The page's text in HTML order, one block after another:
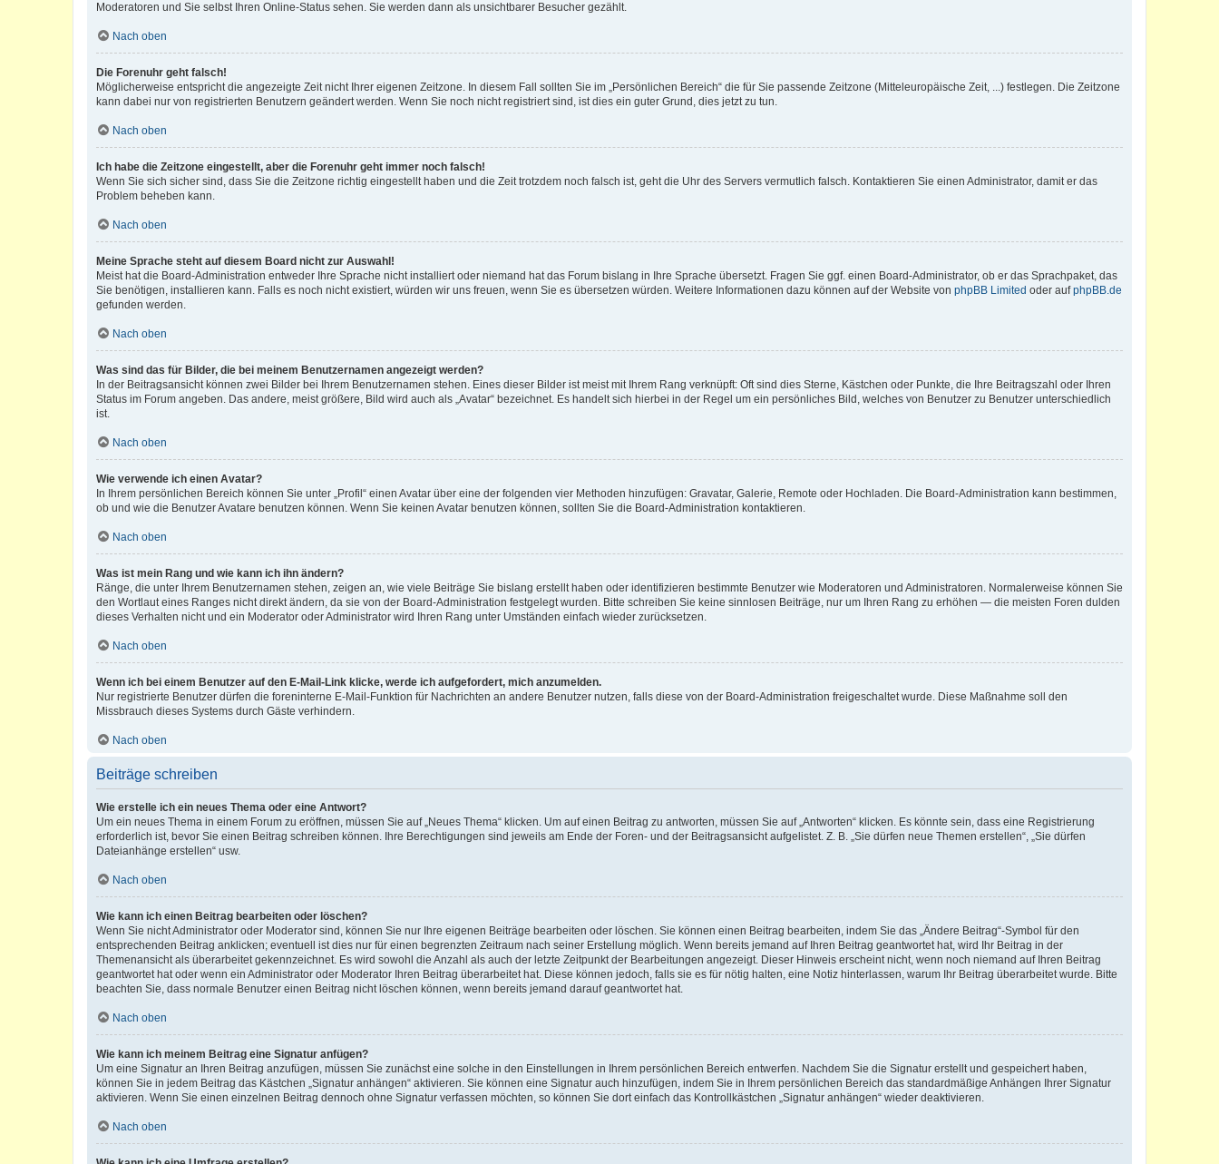
Moderatoren und Sie selbst Ihren Online-Status sehen. Sie werden dann als unsichtbarer Besucher gezählt.
Nach oben
Die Forenuhr geht falsch!
Möglicherweise entspricht die angezeigte Zeit nicht Ihrer eigenen Zeitzone. In diesem Fall sollten Sie im „Persönlichen Bereich“ die für Sie passende Zeitzone (Mitteleuropäische Zeit, ...) festlegen. Die Zeitzone
kann dabei nur von registrierten Benutzern geändert werden. Wenn Sie noch nicht registriert sind, ist dies ein guter Grund, dies jetzt zu tun.
Nach oben
Ich habe die Zeitzone eingestellt, aber die Forenuhr geht immer noch falsch!
Wenn Sie sich sicher sind, dass Sie die Zeitzone richtig eingestellt haben und die Zeit trotzdem noch falsch ist, geht die Uhr des Servers vermutlich falsch. Kontaktieren Sie einen Administrator, damit er das
Problem beheben kann.
Nach oben
Meine Sprache steht auf diesem Board nicht zur Auswahl!
Meist hat die Board-Administration entweder Ihre Sprache nicht installiert oder niemand hat das Forum bislang in Ihre Sprache übersetzt. Fragen Sie ggf. einen Board-Administrator, ob er das Sprachpaket, das
Sie benötigen, installieren kann. Falls es noch nicht existiert, würden wir uns freuen, wenn Sie es übersetzen würden. Weitere Informationen dazu können auf der Website von phpBB Limited oder aufphpBB.de
gefunden werden.
Nach oben
Was sind das für Bilder, die bei meinem Benutzernamen angezeigt werden?
In der Beitragsansicht können zwei Bilder bei Ihrem Benutzernamen stehen. Eines dieser Bilder ist meist mit Ihrem Rang verknüpft: Oft sind dies Sterne, Kästchen oder Punkte, die Ihre Beitragszahl oder Ihren
Status im Forum angeben. Das andere, meist größere, Bild wird auch als „Avatar“ bezeichnet. Es handelt sich hierbei in der Regel um ein persönliches Bild, welches von Benutzer zu Benutzer unterschiedlich
ist.
Nach oben
Wie verwende ich einen Avatar?
In Ihrem persönlichen Bereich können Sie unter „Profil“ einen Avatar über eine der folgenden vier Methoden hinzufügen: Gravatar, Galerie, Remote oder Hochladen. Die Board-Administration kann bestimmen,
ob und wie die Benutzer Avatare benutzen können. Wenn Sie keinen Avatar benutzen können, sollten Sie die Board-Administration kontaktieren.
Nach oben
Was ist mein Rang und wie kann ich ihn ändern?
Ränge, die unter Ihrem Benutzernamen stehen, zeigen an, wie viele Beiträge Sie bislang erstellt haben oder identifizieren bestimmte Benutzer wie Moderatoren und Administratoren. Normalerweise können Sie
den Wortlaut eines Ranges nicht direkt ändern, da sie von der Board-Administration festgelegt wurden. Bitte schreiben Sie keine sinnlosen Beiträge, nur um Ihren Rang zu erhöhen — die meisten Foren dulden
dieses Verhalten nicht und ein Moderator oder Administrator wird Ihren Rang unter Umständen einfach wieder zurücksetzen.
Nach oben
Wenn ich bei einem Benutzer auf den E-Mail-Link klicke, werde ich aufgefordert, mich anzumelden.
Nur registrierte Benutzer dürfen die foreninterne E-Mail-Funktion für Nachrichten an andere Benutzer nutzen, falls diese von der Board-Administration freigeschaltet wurde. Diese Maßnahme soll den
Missbrauch dieses Systems durch Gäste verhindern.
Nach oben
Beiträge schreiben
Wie erstelle ich ein neues Thema oder eine Antwort?
Um ein neues Thema in einem Forum zu eröffnen, müssen Sie auf „Neues Thema“ klicken. Um auf einen Beitrag zu antworten, müssen Sie auf „Antworten“ klicken. Es könnte sein, dass eine Registrierung
erforderlich ist, bevor Sie einen Beitrag schreiben können. Ihre Berechtigungen sind jeweils am Ende der Foren- und der Beitragsansicht aufgelistet. Z. B. „Sie dürfen neue Themen erstellen“, „Sie dürfen
Dateianhänge erstellen“ usw.
Nach oben
Wie kann ich einen Beitrag bearbeiten oder löschen?
Wenn Sie nicht Administrator oder Moderator sind, können Sie nur Ihre eigenen Beiträge bearbeiten oder löschen. Sie können einen Beitrag bearbeiten, indem Sie das „Ändere Beitrag“-Symbol für den
entsprechenden Beitrag anklicken; eventuell ist dies nur für einen begrenzten Zeitraum nach seiner Erstellung möglich. Wenn bereits jemand auf Ihren Beitrag geantwortet hat, wird Ihr Beitrag in der
Themenansicht als überarbeitet gekennzeichnet. Es wird sowohl die Anzahl als auch der letzte Zeitpunkt der Bearbeitungen angezeigt. Dieser Hinweis erscheint nicht, wenn noch niemand auf Ihren Beitrag
geantwortet hat oder wenn ein Administrator oder Moderator Ihren Beitrag überarbeitet hat. Diese können jedoch, falls sie es für nötig halten, eine Notiz hinterlassen, warum Ihr Beitrag überarbeitet wurde. Bitte
beachten Sie, dass normale Benutzer einen Beitrag nicht löschen können, wenn bereits jemand darauf geantwortet hat.
Nach oben
Wie kann ich meinem Beitrag eine Signatur anfügen?
Um eine Signatur an Ihren Beitrag anzufügen, müssen Sie zunächst eine solche in den Einstellungen in Ihrem persönlichen Bereich entwerfen. Nachdem Sie die Signatur erstellt und gespeichert haben,
können Sie in jedem Beitrag das Kästchen „Signatur anhängen“ aktivieren. Sie können eine Signatur auch hinzufügen, indem Sie in Ihrem persönlichen Bereich das standardmäßige Anhängen Ihrer Signatur
aktivieren. Wenn Sie einen einzelnen Beitrag dennoch ohne Signatur verfassen möchten, so können Sie dort einfach das Kontrollkästchen „Signatur anhängen“ wieder deaktivieren.
Nach oben